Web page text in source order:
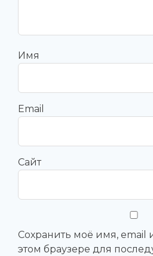
Имя
Email
Сайт
Сохранить моё имя, email
этом браузере для